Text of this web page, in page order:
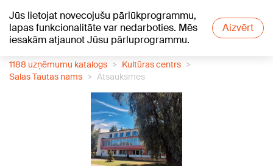
Jūs lietojat novecojušu pārlūkprogrammu,
lapas funkcionalitāte var nedarboties. Mēs
iesakām atjaunot Jūsu pārluprogrammu.
Aizvērt
+13°C
1188 uzņēmumu katalogs
Kultūras centrs
Salas Tautas nams
Atsauksmes